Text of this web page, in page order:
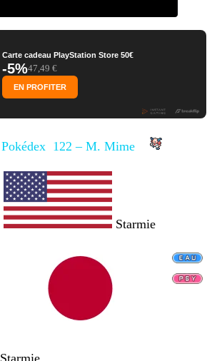
Carte cadeau PlayStation Store 50€
-5%47,49 €
EN PROFITER
Pokédex 122 – M. Mime
Starmie